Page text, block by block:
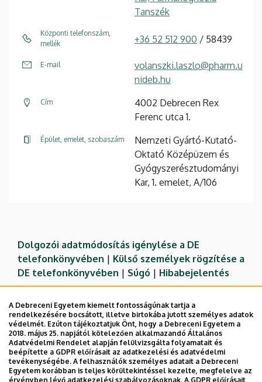
Tanszék
Központi telefonszám,
mellék
+36 52 512 900 / 58439
E-mail
volanszki.laszlo@pharm.u
nideb.hu
Cím
4002 Debrecen Rex
Ferenc utca 1.
Épület, emelet, szobaszám
Nemzeti Gyártó-Kutató-
Oktató Középüzem és
Gyógyszerésztudományi
Kar, 1. emelet, A/106
Dolgozói adatmódosítás igénylése a DE
telefonkönyvében | Külső személyek rögzítése a
DE telefonkönyvében | Súgó | Hibabejelentés
A Debreceni Egyetem kiemelt fontosságúnak tartja a
rendelkezésére bocsátott, illetve birtokába jutott személyes adatok
védelmét. Ezúton tájékoztatjuk Önt, hogy a Debreceni Egyetem a
2018. május 25. napjától kötelezően alkalmazandó Általános
Adatvédelmi Rendelet alapján felülvizsgálta folyamatait és
beépítette a GDPR előírásait az adatkezelési és adatvédelmi
tevékenységébe. A felhasználók személyes adatait a Debreceni
Egyetem korábban is teljes körültekintéssel kezelte, megfelelve az
érvényben lévő adatkezelési szabályozásoknak. A GDPR előírásait